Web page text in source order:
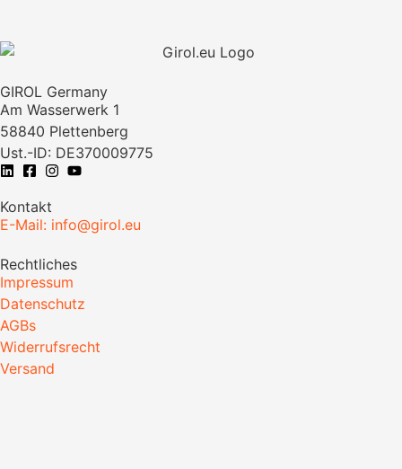
GIROL Germany
Am Wasserwerk 1
58840 Plettenberg
Ust.-ID: DE370009775
Kontakt
E-Mail: info@girol.eu
Rechtliches
Impressum
Datenschutz
AGBs
Widerrufsrecht
Versand